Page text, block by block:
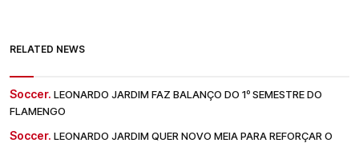
RELATED NEWS
Soccer. LEONARDO JARDIM FAZ BALANÇO DO 1º SEMESTRE DO
FLAMENGO
Soccer. LEONARDO JARDIM QUER NOVO MEIA PARA REFORÇAR O